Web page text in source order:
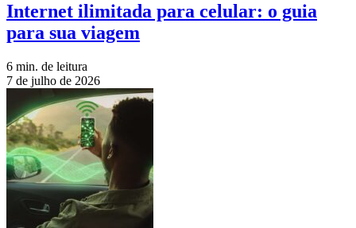
Internet ilimitada para celular: o guia
para sua viagem
6 min. de leitura
7 de julho de 2026